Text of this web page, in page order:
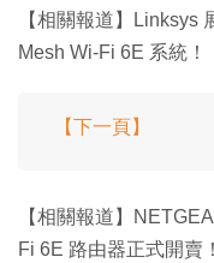
【相關報道】Linksys
Mesh Wi-Fi 6E 系統！
【下一頁】
【相關報道】
Fi 6E 路由器正式開賣！